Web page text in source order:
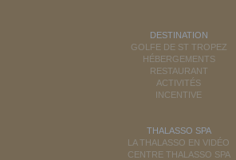
DESTINATION
GOLFE DE ST TROPEZ
HÉBERGEMENTS
RESTAURANT
ACTIVITÉS
INCENTIVE
THALASSO SPA
LA THALASSO EN VIDÉO
CENTRE THALASSO SPA